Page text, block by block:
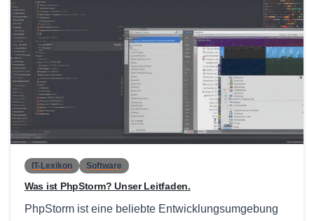
IT-Lexikon Software
Was ist PhpStorm? Unser Leitfaden.
PhpStorm ist eine beliebte Entwicklungsumgebung